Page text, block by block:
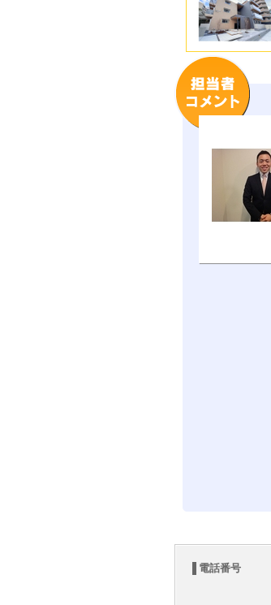
電話番号